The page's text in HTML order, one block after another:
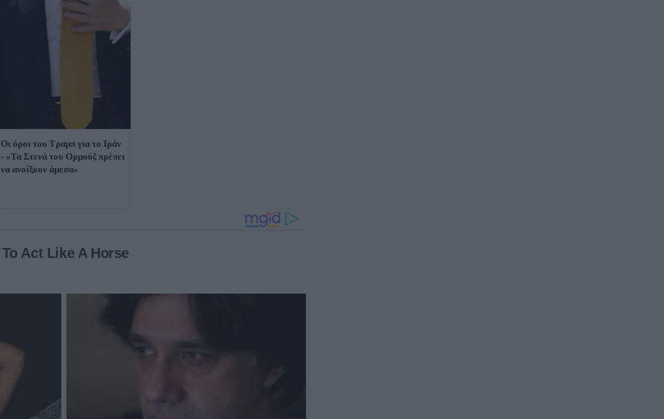
Οι όροι του Τραμπ για το Ιράν
- «Τα Στενά του Ορμούζ πρέπει
να ανοίξουν άμεσα»